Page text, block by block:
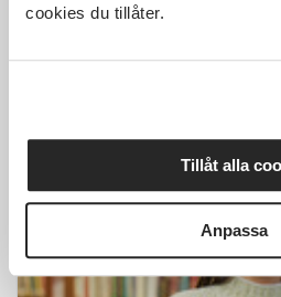
cookies du tillåter.
Tillåt alla
Anpassa
Tovning- lär dig tova i vått
Läs mer och anmäl